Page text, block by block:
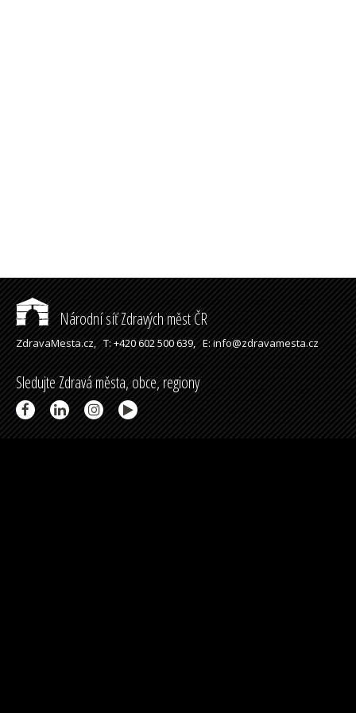
Národní síť Zdravých měst ČR
ZdravaMesta.cz,T: +420 602 500 639,E: info@zdravamesta.cz
Sledujte Zdravá města, obce, regiony